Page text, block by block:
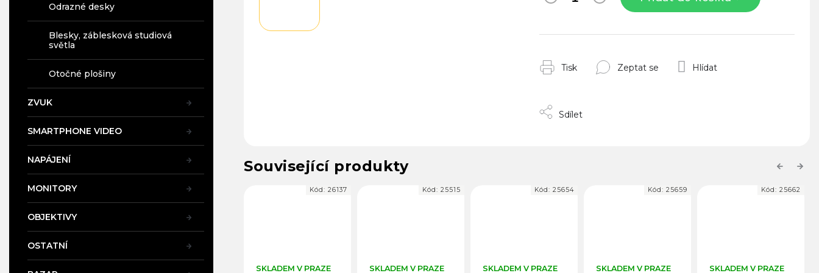
Odrazné desky
Blesky, záblesková studiová
světla
Otočné plošiny
ZVUK
SMARTPHONE VIDEO
NAPÁJENÍ
MONITORY
OBJEKTIVY
OSTATNÍ
Tisk Zeptat se Hlídat
Sdílet
Související produkty Previous
SKLADEM V PRAZE
Kód: 25515
SKLADEM V PRAZE
Kód: 25654
SKLADEM V PRAZE
Kód: 25659
SKLADEM V PRAZE
Kód: 25662
SKLADEM V PRAZE
Kód: 25655
Next